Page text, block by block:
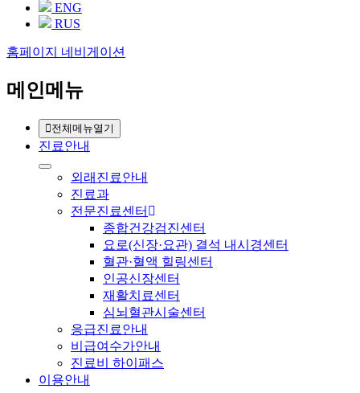
ENG
RUS
홈페이지 네비게이션
메인메뉴
전체메뉴열기
진료안내
외래진료안내
진료과
전문진료센터
종합건강검진센터
요로(신장·요관) 결석 내시경센터
혈관·혈액 힐링센터
인공신장센터
재활치료센터
심뇌혈관시술센터
응급진료안내
비급여수가안내
진료비 하이패스
이용안내